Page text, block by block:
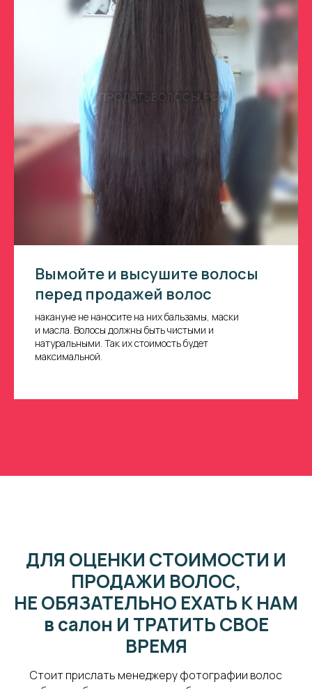
Вымойте и высушите волосы
перед продажей волос
накануне не наносите на них бальзамы, маски
и масла. Волосы должны быть чистыми и
натуральными. Так их стоимость будет
максимальной.
ДЛЯ ОЦЕНКИ СТОИМОСТИ И
ПРОДАЖИ ВОЛОС,
НЕ ОБЯЗАТЕЛЬНО ЕХАТЬ К НАМ
в салон И ТРАТИТЬ СВОЕ
ВРЕМЯ
Стоит прислать менеджеру фотографии волос